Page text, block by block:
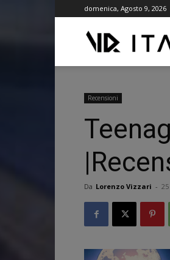
domenica, Agosto 9, 2026
Recensioni
Da Lorenzo Vizzari -